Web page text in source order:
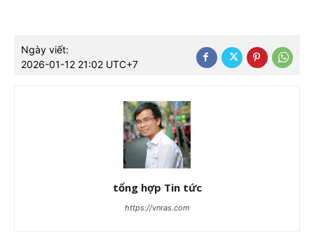
Ngày viết:
2026-01-12 21:02 UTC+7
tổng hợp Tin tức
https://vnras.com